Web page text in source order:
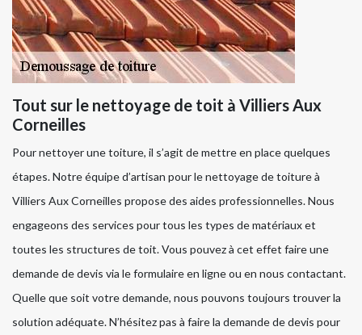
Tout sur le nettoyage de toit à Villiers Aux
Corneilles
Pour nettoyer une toiture, il s’agit de mettre en place quelques
étapes. Notre équipe d’artisan pour le nettoyage de toiture à
Villiers Aux Corneilles propose des aides professionnelles. Nous
engageons des services pour tous les types de matériaux et
toutes les structures de toit. Vous pouvez à cet effet faire une
demande de devis via le formulaire en ligne ou en nous contactant.
Quelle que soit votre demande, nous pouvons toujours trouver la
solution adéquate. N’hésitez pas à faire la demande de devis pour